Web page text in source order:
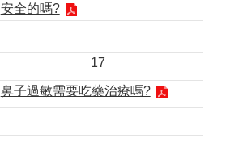
安全的嗎?
17
鼻子過敏需要吃藥治療嗎?